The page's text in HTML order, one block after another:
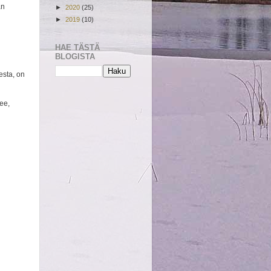
on
► 2020 (25)
► 2019 (10)
HAE TÄSTÄ
BLOGISTA